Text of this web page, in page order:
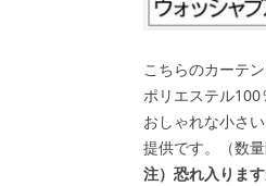
こちらのカーテ
ポリエステル100
おしゃれな小さ
提供です。（数量
注）恐れ入りま